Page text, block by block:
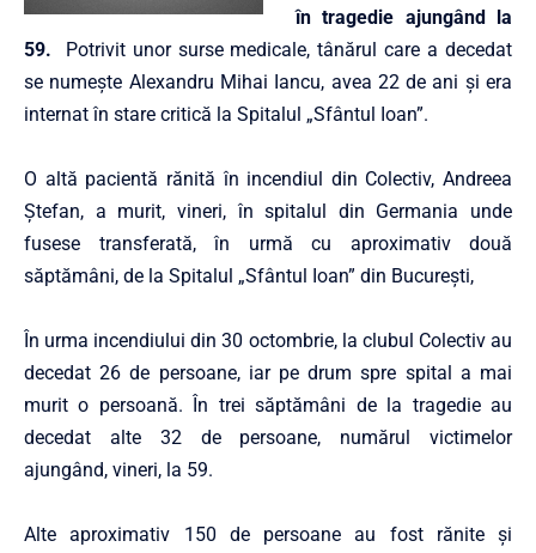
în tragedie ajungând la
59.
Potrivit unor surse medicale, tânărul care a decedat
se numeşte Alexandru Mihai Iancu, avea 22 de ani şi era
internat în stare critică la Spitalul „Sfântul Ioan”.
O altă pacientă rănită în incendiul din Colectiv, Andreea
Ştefan, a murit, vineri, în spitalul din Germania unde
fusese transferată, în urmă cu aproximativ două
săptămâni, de la Spitalul „Sfântul Ioan” din Bucureşti,
În urma incendiului din 30 octombrie, la clubul Colectiv au
decedat 26 de persoane, iar pe drum spre spital a mai
murit o persoană. În trei săptămâni de la tragedie au
decedat alte 32 de persoane, numărul victimelor
ajungând, vineri, la 59.
Alte aproximativ 150 de persoane au fost rănite şi